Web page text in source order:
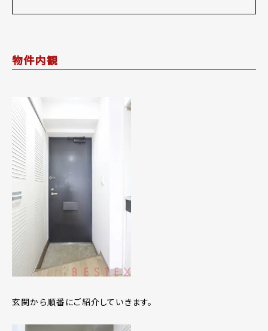
物件内観
玄関から順番にご紹介していきます。